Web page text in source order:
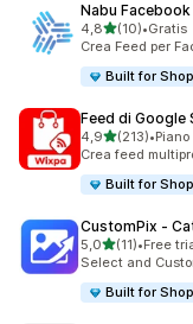
Nabu Facebook
4,8stelle su 5
(10)
10 recensioni totali
•Gratis
Crea Feed per
Built for
Feed di Google
4,9stelle su 5
(213)
213 recensioni
•
Crea feed
Built for
CustomPix ‑
5,0stelle su 5
(11)
11 recensioni
•Free
Select and
Built for